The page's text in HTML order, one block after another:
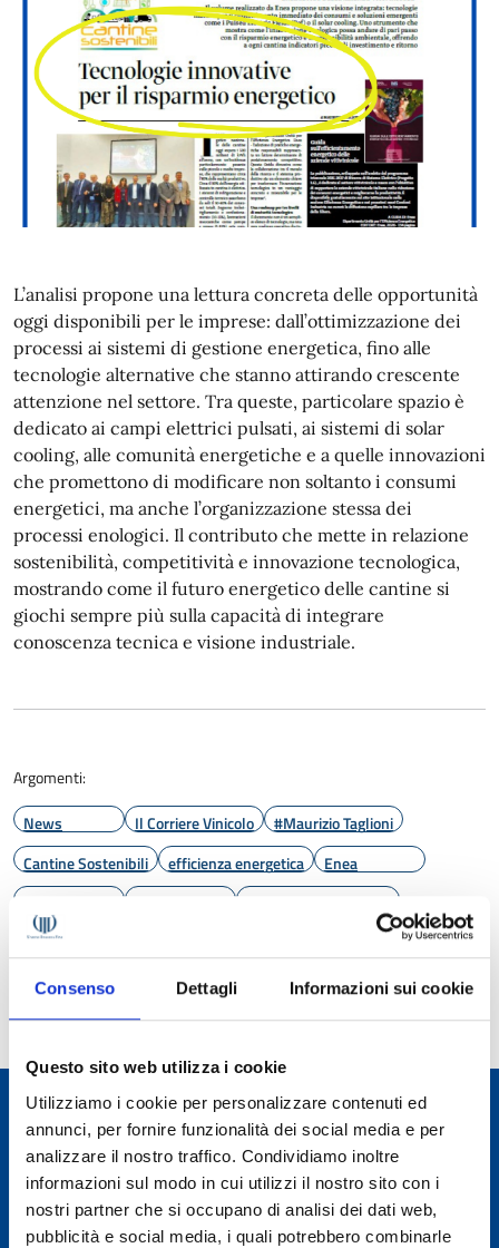
Consenso Dettagli Informazioni sui cookie
Questo sito web utilizza i cookie
Utilizziamo i cookie per personalizzare contenuti ed
annunci, per fornire funzionalità dei social media e per
analizzare il nostro traffico. Condividiamo inoltre
informazioni sul modo in cui utilizzi il nostro sito con i
nostri partner che si occupano di analisi dei dati web,
pubblicità e social media, i quali potrebbero combinarle
L’analisi propone una lettura concreta delle opportunità
oggi disponibili per le imprese: dall’ottimizzazione dei
processi ai sistemi di gestione energetica, fino alle
tecnologie alternative che stanno attirando crescente
attenzione nel settore. Tra queste, particolare spazio è
dedicato ai campi elettrici pulsati, ai sistemi di solar
cooling, alle comunità energetiche e a quelle innovazioni
che promettono di modificare non soltanto i consumi
energetici, ma anche l’organizzazione stessa dei
processi enologici. Il contributo che mette in relazione
sostenibilità, competitività e innovazione tecnologica,
mostrando come il futuro energetico delle cantine si
giochi sempre più sulla capacità di integrare
conoscenza tecnica e visione industriale.
Argomenti:
News
Il Corriere Vinicolo
#Maurizio Taglioni
Cantine Sostenibili
efficienza energetica
Enea
Ultimo aggiornamento:12 giugno 2026 15:31
ALTRE PAGINE
Eventi
Fiere